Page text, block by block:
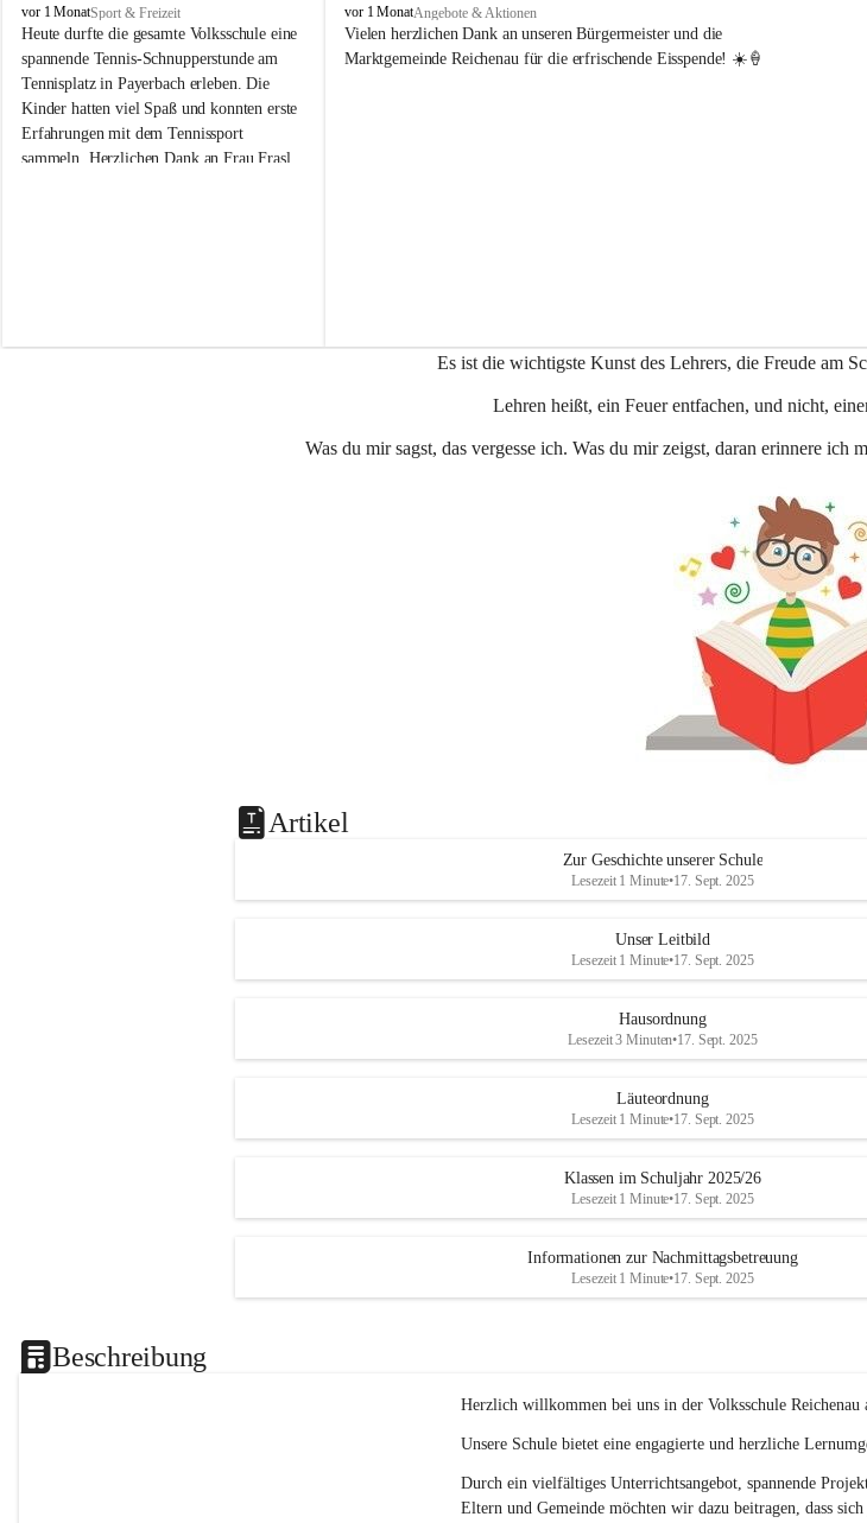
V
o
l
k
s
s
c
h
e
vor 1 MonatSport & Freizeit
Heute durfte die gesamte Volksschule eine
spannende Tennis-Schnupperstunde am
Tennisplatz in Payerbach erleben. Die
Kinder hatten viel Spaß und konnten erste
Erfahrungen mit dem Tennissport
sammeln. Herzlichen Dank an Frau Frasl
V
o
l
e
vor 1 MonatAngebote & Aktionen
Vielen herzlichen Dank an unseren Bürgermeister und die
Marktgemeinde Reichenau für die erfrischende Eisspende! ☀️🍦
Es ist die wichtigste Kunst des Lehrers, die Freude am
Lehren heißt, ein Feuer entfachen, und nicht,
Was du mir sagst, das vergesse ich. Was du mir zeigst, daran erinnere
Artikel
Zur Geschichte unserer Schule
Lesezeit 1 Minute•17. Sept. 2025
Unser Leitbild
Lesezeit 1 Minute•17. Sept. 2025
Hausordnung
Lesezeit 3 Minuten•17. Sept. 2025
Läuteordnung
Lesezeit 1 Minute•17. Sept. 2025
Klassen im Schuljahr 2025/26
Lesezeit 1 Minute•17. Sept. 2025
Informationen zur Nachmittagsbetreuung
Lesezeit 1 Minute•17. Sept. 2025
Beschreibung
Herzlich willkommen bei uns in der Volksschule Reichenau
Unsere Schule bietet eine engagierte und herzliche
Durch ein vielfältiges Unterrichtsangebot, spannende
Eltern und Gemeinde möchten wir dazu beitragen, dass